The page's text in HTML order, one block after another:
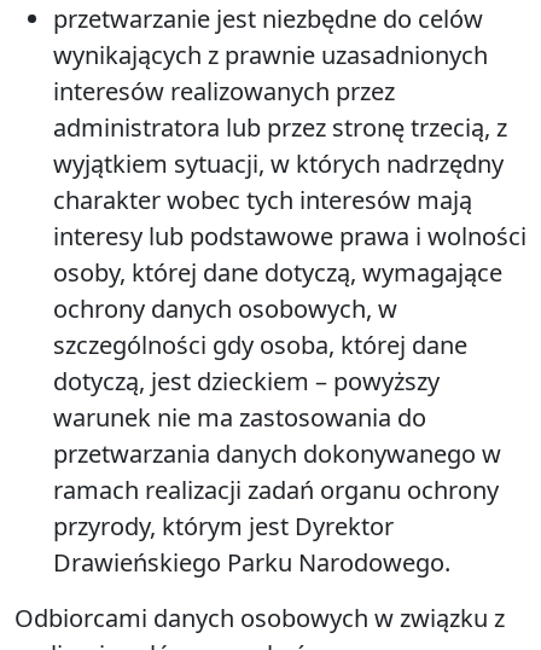
przetwarzanie jest niezbędne do celów
wynikających z prawnie uzasadnionych
interesów realizowanych przez
administratora lub przez stronę trzecią, z
wyjątkiem sytuacji, w których nadrzędny
charakter wobec tych interesów mają
interesy lub podstawowe prawa i wolności
osoby, której dane dotyczą, wymagające
ochrony danych osobowych, w
szczególności gdy osoba, której dane
dotyczą, jest dzieckiem – powyższy
warunek nie ma zastosowania do
przetwarzania danych dokonywanego w
ramach realizacji zadań organu ochrony
przyrody, którym jest Dyrektor
Drawieńskiego Parku Narodowego.
Odbiorcami danych osobowych w związku z